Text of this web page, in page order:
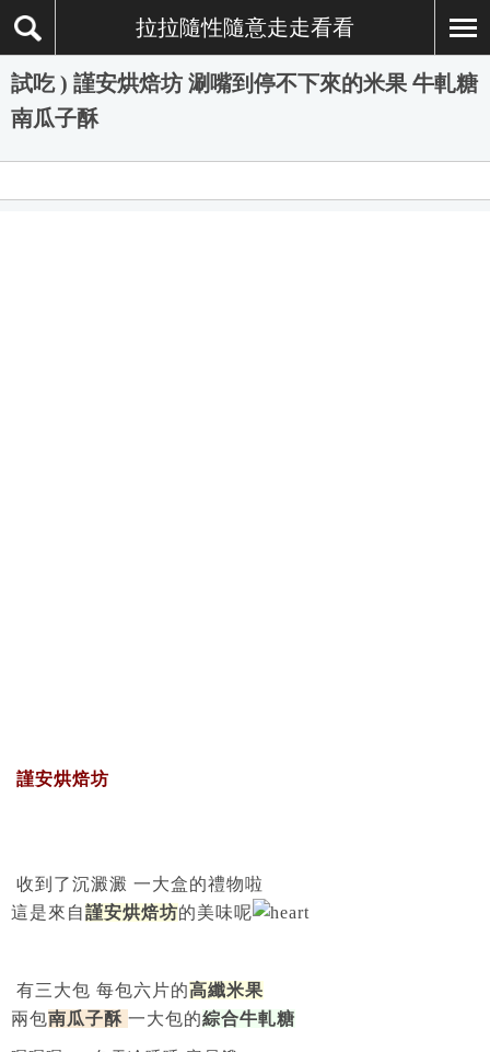
拉拉隨性隨意走走看看
試吃 ) 謹安烘焙坊 涮嘴到停不下來的米果 牛軋糖
南瓜子酥
謹安烘焙坊
收到了沉澱澱 一大盒的禮物啦
這是來自謹安烘焙坊的美味呢
有三大包 每包六片的高纖米果
兩包南瓜子酥 一大包的綜合牛軋糖